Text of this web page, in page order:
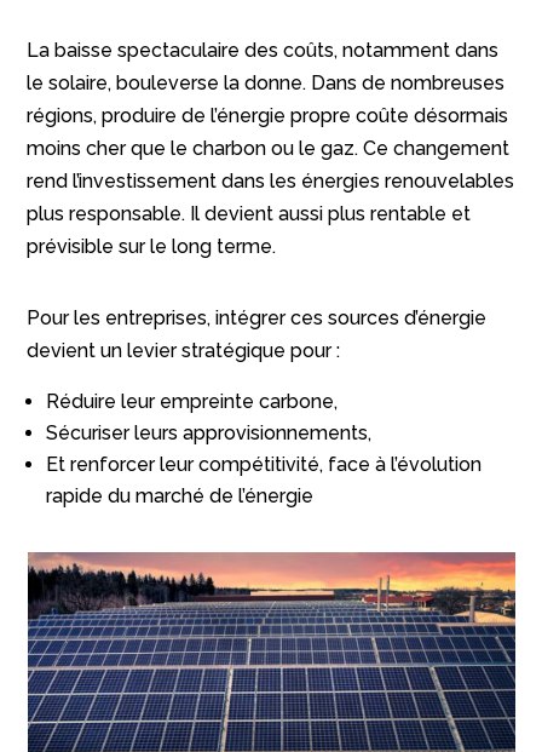
La baisse spectaculaire des coûts, notamment dans
le solaire, bouleverse la donne. Dans de nombreuses
régions, produire de l’énergie propre coûte désormais
moins cher que le charbon ou le gaz. Ce changement
rend l’investissement dans les énergies renouvelables
plus responsable. Il devient aussi plus rentable et
prévisible sur le long terme.
Pour les entreprises, intégrer ces sources d’énergie
devient un levier stratégique pour :
Réduire leur empreinte carbone,
Sécuriser leurs approvisionnements,
Et renforcer leur compétitivité, face à l’évolution
rapide du marché de l’énergie